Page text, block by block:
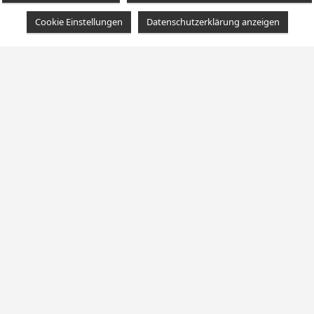
Cookie Einstellungen Datenschutzerklärung anzeigen